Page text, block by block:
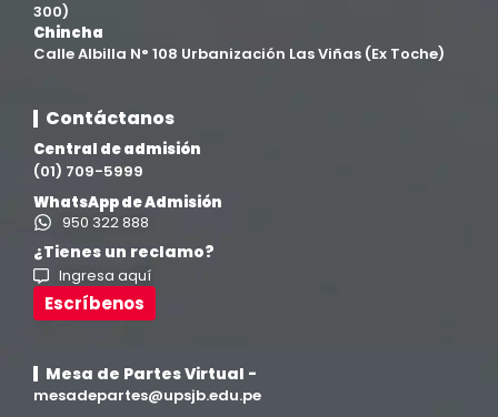
Ingeniería agroindustrial (12)
Ingeniería de Sistemas
Ingeniería en Enología y Viticultura
Investigación y Responsabilidad Social
Medicina Veterinaria y Zootecnia
300)
Chincha
Calle Albilla N° 108 Urbanización Las Viñas (Ex Toche)
Contáctanos
Central de admisión
(01) 709-5999
WhatsApp de Admisión
950 322 888
¿Tienes un reclamo?
Ingresa aquí
Escríbenos
Mesa de Partes Virtual -
mesadepartes@upsjb.edu.pe